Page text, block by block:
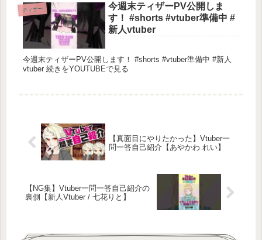
ティザー
今週末ティザーPV公開しま
す！ #shorts #vtuber準備中 #
新人vtuber
今週末ティザーPV公開します！ #shorts #vtuber準備中 #新人
vtuber 続きをYOUTUBEで見る
【真面目にやりたかった】Vtuber一
問一答自己紹介【あやかわ れい】
【NG集】Vtuber一問一答自己紹介の
裏側【新人Vtuber / 七花りと】